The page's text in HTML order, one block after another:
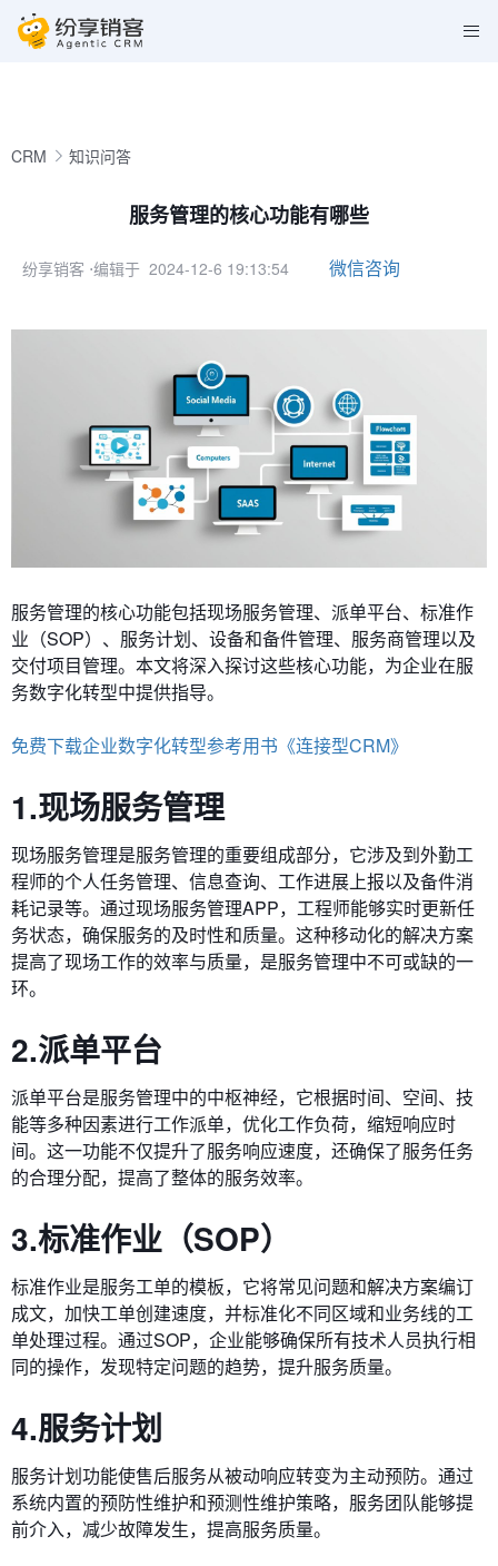
CRM 知识问答
服务管理的核心功能有哪些
纷享销客 ⋅编辑于 2024-12-6 19:13:54 微信咨询
服务管理的核心功能包括现场服务管理、派单平台、标准作
业（SOP）、服务计划、设备和备件管理、服务商管理以及
交付项目管理。本文将深入探讨这些核心功能，为企业在服
务数字化转型中提供指导。
免费下载企业数字化转型参考用书《连接型CRM》
1.现场服务管理
现场服务管理是服务管理的重要组成部分，它涉及到外勤工
程师的个人任务管理、信息查询、工作进展上报以及备件消
耗记录等。通过现场服务管理APP，工程师能够实时更新任
务状态，确保服务的及时性和质量。这种移动化的解决方案
提高了现场工作的效率与质量，是服务管理中不可或缺的一
环。
2.派单平台
派单平台是服务管理中的中枢神经，它根据时间、空间、技
能等多种因素进行工作派单，优化工作负荷，缩短响应时
间。这一功能不仅提升了服务响应速度，还确保了服务任务
的合理分配，提高了整体的服务效率。
3.标准作业（SOP）
标准作业是服务工单的模板，它将常见问题和解决方案编订
成文，加快工单创建速度，并标准化不同区域和业务线的工
单处理过程。通过SOP，企业能够确保所有技术人员执行相
同的操作，发现特定问题的趋势，提升服务质量。
4.服务计划
服务计划功能使售后服务从被动响应转变为主动预防。通过
系统内置的预防性维护和预测性维护策略，服务团队能够提
前介入，减少故障发生，提高服务质量。